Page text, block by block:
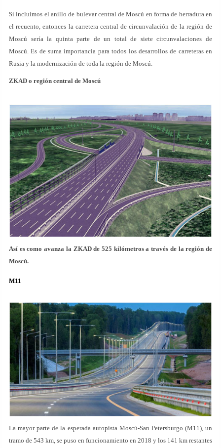
Si incluimos el anillo de bulevar central de Moscú en forma de herradura en
el recuento, entonces la carretera central de circunvalación de la región de
Moscú sería la quinta parte de un total de siete circunvalaciones de
Moscú. Es de suma importancia para todos los desarrollos de carreteras en
Rusia y la modernización de toda la región de Moscú.
ZKAD o región central de Moscú
Así es como avanza la ZKAD de 525 kilómetros a través de la región de
Moscú.
M11
La mayor parte de la esperada autopista Moscú-San Petersburgo (M11), un
tramo de 543 km, se puso en funcionamiento en 2018 y los 141 km restantes